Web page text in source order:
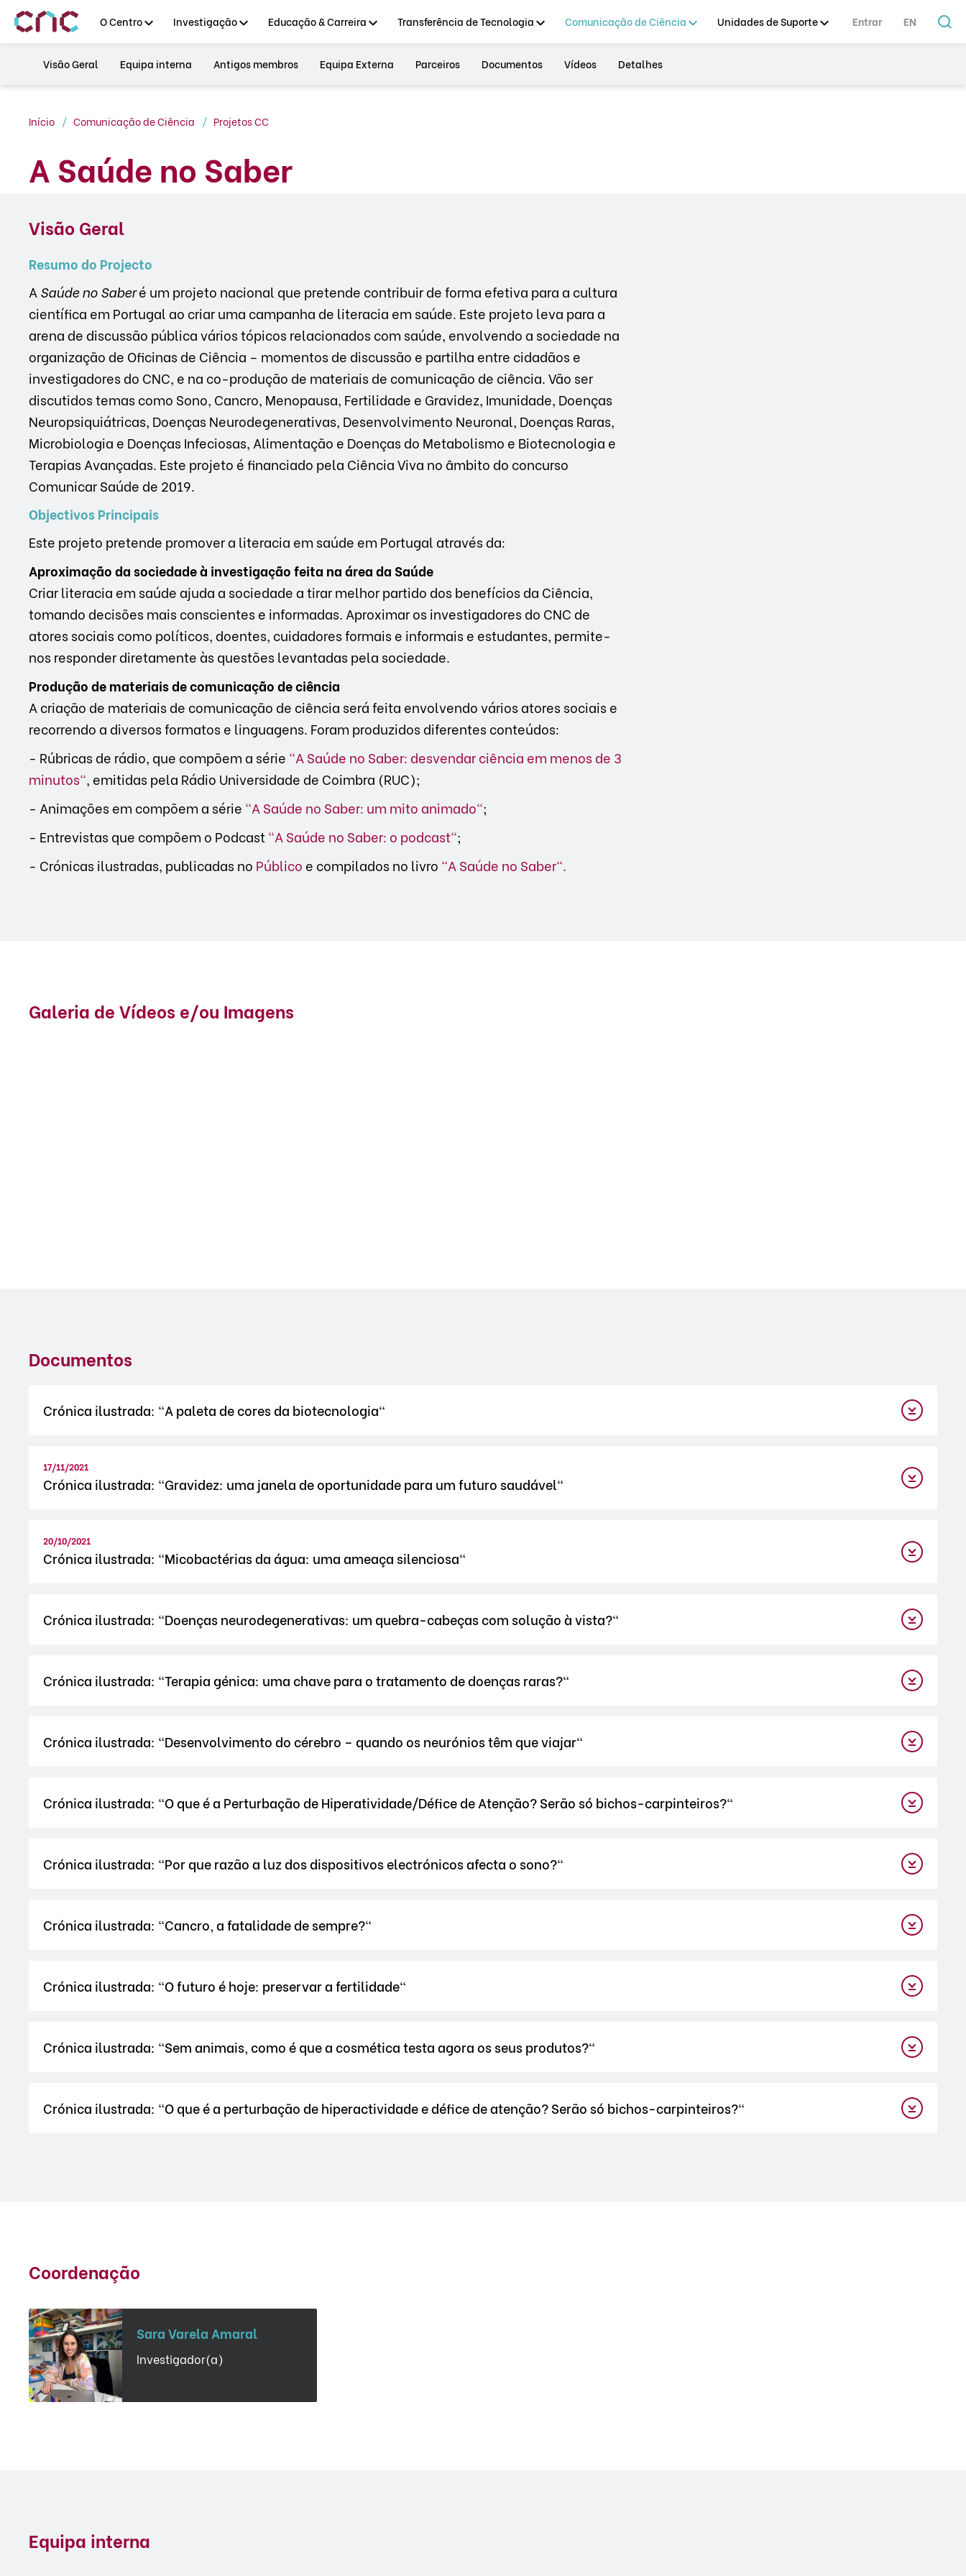
O Centro Investigação Educação & Carreira Transferência de Tecnologia Comunicação de Ciência Unidades de Suporte Entrar EN
Visão Geral Equipa interna Antigos membros Equipa Externa Parceiros Documentos Vídeos Detalhes
Início Comunicação de Ciência Projetos CC
A Saúde no Saber
Visão Geral
Resumo do Projecto
A Saúde no Saberé um projeto nacional que pretende contribuir de forma efetiva para a cultura
científica em Portugal ao criar uma campanha de literacia em saúde. Este projeto leva para a
arena de discussão pública vários tópicos relacionados com saúde, envolvendo a sociedade na
organização de Oficinas de Ciência – momentos de discussão e partilha entre cidadãos e
investigadores do CNC, e na co-produção de materiais de comunicação de ciência. Vão ser
discutidos temas como Sono, Cancro, Menopausa, Fertilidade e Gravidez, Imunidade, Doenças
Neuropsiquiátricas, Doenças Neurodegenerativas, Desenvolvimento Neuronal, Doenças Raras,
Microbiologia e Doenças Infeciosas, Alimentação e Doenças do Metabolismo e Biotecnologia e
Terapias Avançadas. Este projeto é financiado pela Ciência Viva no âmbito do concurso
Comunicar Saúde de 2019.
Objectivos Principais
Este projeto pretende promover a literacia em saúde em Portugal através da:
Aproximação da sociedade à investigação feita na área da Saúde
Criar literacia em saúde ajuda a sociedade a tirar melhor partido dos benefícios da Ciência,
tomando decisões mais conscientes e informadas. Aproximar os investigadores do CNC de
atores sociais como políticos, doentes, cuidadores formais e informais e estudantes, permite-
nos responder diretamente às questões levantadas pela sociedade.
Produção de materiais de comunicação de ciência
A criação de materiais de comunicação de ciência será feita envolvendo vários atores sociais e
recorrendo a diversos formatos e linguagens. Foram produzidos diferentes conteúdos:
- Rúbricas de rádio, que compõem a série "A Saúde no Saber: desvendar ciência em menos de 3
minutos", emitidas pela Rádio Universidade de Coimbra (RUC);
- Animações em compõem a série "A Saúde no Saber: um mito animado";
- Entrevistas que compõem o Podcast"A Saúde no Saber: o podcast";
- Crónicas ilustradas, publicadas no Público e compilados no livro "A Saúde no Saber".
Galeria de Vídeos e/ou Imagens
Documentos
Crónica ilustrada: "A paleta de cores da biotecnologia"
17/11/2021
Crónica ilustrada: "Gravidez: uma janela de oportunidade para um futuro saudável"
20/10/2021
Crónica ilustrada: "Micobactérias da água: uma ameaça silenciosa"
Crónica ilustrada: "Doenças neurodegenerativas: um quebra-cabeças com solução à vista?"
Crónica ilustrada: "Terapia génica: uma chave para o tratamento de doenças raras?"
Crónica ilustrada: "Desenvolvimento do cérebro – quando os neurónios têm que viajar"
Crónica ilustrada: "O que é a Perturbação de Hiperatividade/Défice de Atenção? Serão só bichos-carpinteiros?"
Crónica ilustrada: "Por que razão a luz dos dispositivos electrónicos afecta o sono?"
Crónica ilustrada: "Cancro, a fatalidade de sempre?"
Crónica ilustrada: "O futuro é hoje: preservar a fertilidade"
Crónica ilustrada: "Sem animais, como é que a cosmética testa agora os seus produtos?"
Crónica ilustrada: "O que é a perturbação de hiperactividade e défice de atenção? Serão só bichos-carpinteiros?"
Coordenação
Sara Varela Amaral
Investigador(a)
Equipa interna